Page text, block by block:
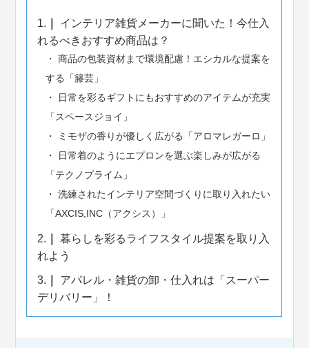
1.
インテリア雑貨メーカーに聞いた！今仕入
れるべきおすすめ商品は？
商品の包装資材まで環境配慮！エシカルな提案を
する「籐芸」
日常を彩るギフトにもおすすめのアイテムが充実
「スペースジョイ」
ミモザの香りが優しく広がる「アロマレガーロ」
日常着のようにエプロンを選ぶ楽しみが広がる
「テクノプライム」
洗練されたインテリア空間づくりに取り入れたい
「AXCIS,INC（アクシス）」
2.
暮らしを彩るライフスタイル提案を取り入
れよう
3.
アパレル・雑貨の卸・仕入れは「スーパー
デリバリー」！